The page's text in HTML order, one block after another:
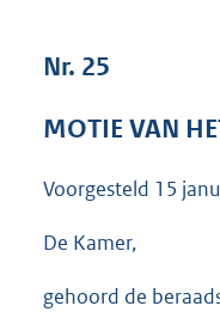
Nr. 25
MOTIE VAN
Voorgesteld 15
De Kamer,
gehoord de